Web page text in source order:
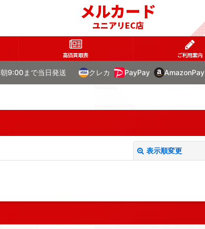
メルカード
ユニアリEC店
高価買取表 ご利用案内
朝9:00まで当日発送 クレカ PayPay AmazonPay
表示順変更